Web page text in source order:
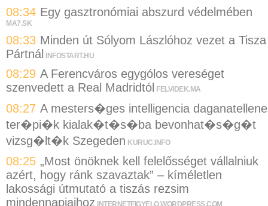
08:34 Egy gasztronómiai abszurd védelmében
MA7.SK
08:33 Minden út Sólyom Lászlóhoz vezet a Tisza
Pártnál
INFOSTART.HU
08:29 A Ferencváros egygólos vereséget
szenvedett a Real Madridtól FELVIDEK.MA
08:27 A mesters�ges intelligencia
ter�pi�k kialak�t�s�ba bevonhat�s�g�t
vizsg�lt�k Szegeden KURUC.INFO
08:25 „Most önöknek kell felelősséget vállalniuk
azért, hogy ránk szavaztak” – kíméletlen
lakossági útmutató a tiszás rezsim
mindennapjaihoz INTERNETFIGYELO.WORDPRESS.COM